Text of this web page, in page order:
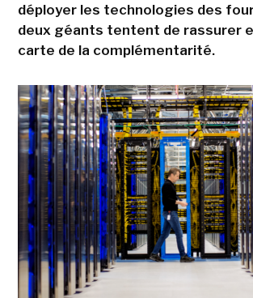
déployer les technologies des
deux géants tentent de rassurer
carte de la complémentarité.